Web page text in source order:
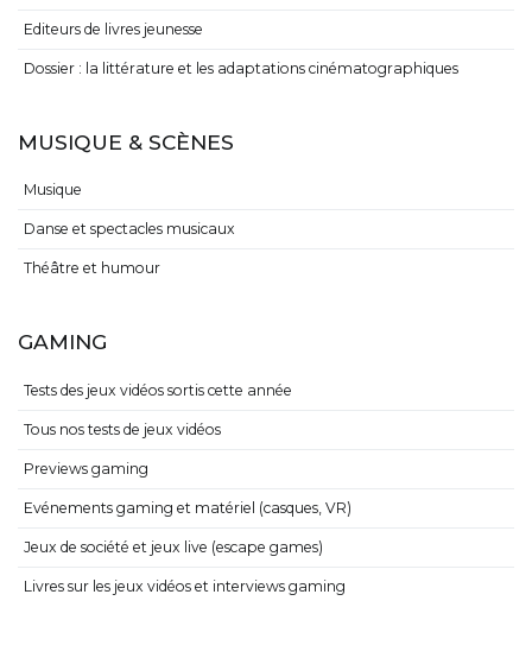
Editeurs de livres jeunesse
Dossier : la littérature et les adaptations cinématographiques
MUSIQUE & SCÈNES
Musique
Danse et spectacles musicaux
Théâtre et humour
GAMING
Tests des jeux vidéos sortis cette année
Tous nos tests de jeux vidéos
Previews gaming
Evénements gaming et matériel (casques, VR)
Jeux de société et jeux live (escape games)
Livres sur les jeux vidéos et interviews gaming